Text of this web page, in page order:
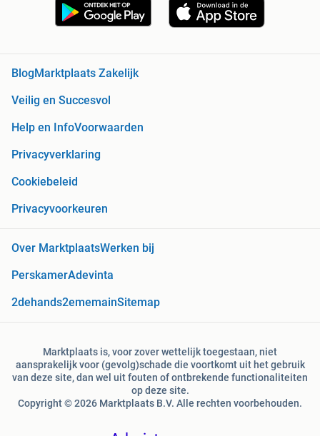
BlogMarktplaats Zakelijk
Veilig en Succesvol
Help en InfoVoorwaarden
Privacyverklaring
Cookiebeleid
Privacyvoorkeuren
Over MarktplaatsWerken bij
PerskamerAdevinta
2dehands2ememainSitemap
Marktplaats is, voor zover wettelijk toegestaan, niet
aansprakelijk voor (gevolg)schade die voortkomt uit het gebruik
van deze site, dan wel uit fouten of ontbrekende functionaliteiten
op deze site.
Copyright © 2026 Marktplaats B.V. Alle rechten voorbehouden.